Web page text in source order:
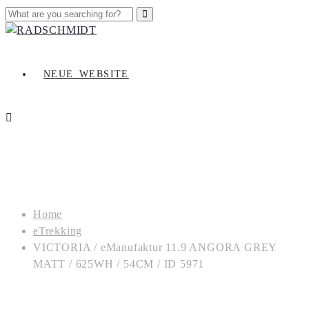
NEUE_WEBSITE
Home
eTrekking
VICTORIA / eManufaktur 11.9 ANGORA GREY
MATT / 625WH / 54CM / ID 5971